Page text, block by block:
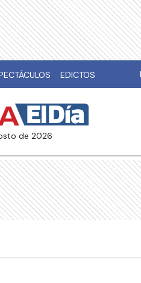
EDICTOS
de 2026